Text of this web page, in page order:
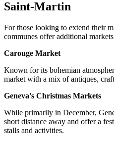
Saint-Martin
For those looking to extend their
communes offer additional
Carouge Market
Known for its bohemian
market with a mix of antiques,
Geneva's Christmas Markets
While primarily in December,
short distance away and offer a
stalls and activities.